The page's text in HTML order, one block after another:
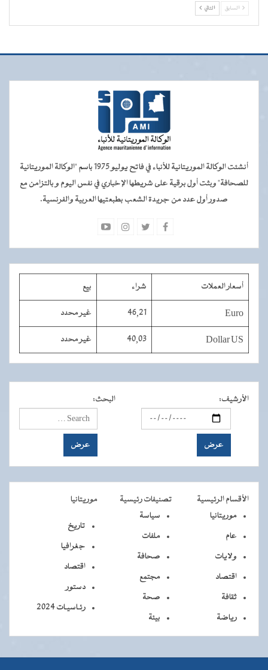
السابق التالي
أنشئت الوكالة الموريتانية للأنباء في فاتح يوليو 1975 باسم "الوكالة الموريتانية
للصحافة" وبثت أول برقية على شريطها الإخباري في نفس اليوم و بالتزامن مع
صدور أول عدد من جريدة الشعب بطبعتيها العربية والفرنسية.
أسعار العملات شراء بيع
Euro
46,21 غير محدد
Dollar US
40,03 غير محدد
الأرشيف: البحث:
الأقسام الرئيسية تصنيفات رئيسية
موريتانيا
موريتانيا
عام
ولايات
اقتصاد
ثقافة
رياضة
سياسة
ملفات
صحافة
مجتمع
صحة
بيئة
تاريخ
جغرافيا
اقتصاد
دستور
رئـاسيـات 2024